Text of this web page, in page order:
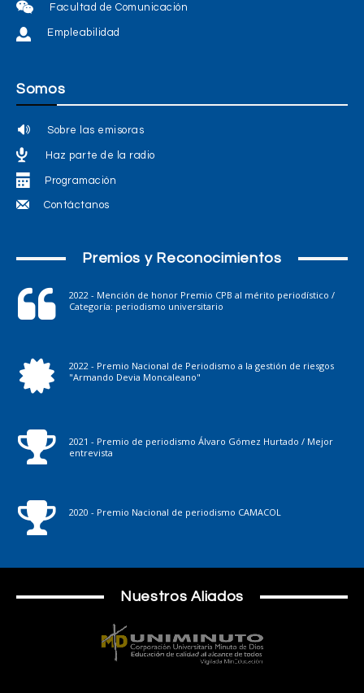
Facultad de Comunicación
Empleabilidad
Somos
Sobre las emisoras
Haz parte de la radio
Programación
Contáctanos
Premios y Reconocimientos
2022 - Mención de honor Premio CPB al mérito periodístico /
Categoría: periodismo universitario
2022 - Premio Nacional de Periodismo a la gestión de riesgos
"Armando Devia Moncaleano"
2021 - Premio de periodismo Álvaro Gómez Hurtado / Mejor
entrevista
2020 - Premio Nacional de periodismo CAMACOL
Nuestros Aliados